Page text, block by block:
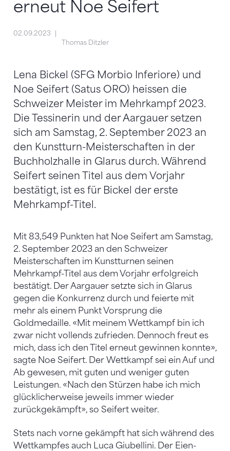
erneut Noe Seifert
02.09.2023
Thomas Ditzler
Lena Bickel (SFG Morbio Inferiore) und
Noe Seifert (Satus ORO) heissen die
Schweizer Meister im Mehrkampf 2023.
Die Tessinerin und der Aargauer setzen
sich am Samstag, 2. September 2023 an
den Kunstturn-Meisterschaften in der
Buchholzhalle in Glarus durch. Während
Seifert seinen Titel aus dem Vorjahr
bestätigt, ist es für Bickel der erste
Mehrkampf-Titel.
Mit 83,549 Punkten hat Noe Seifert am Samstag,
2. September 2023 an den Schweizer
Meisterschaften im Kunstturnen seinen
Mehrkampf-Titel aus dem Vorjahr erfolgreich
bestätigt. Der Aargauer setzte sich in Glarus
gegen die Konkurrenz durch und feierte mit
mehr als einem Punkt Vorsprung die
Goldmedaille. «Mit meinem Wettkampf bin ich
zwar nicht vollends zufrieden. Dennoch freut es
mich, dass ich den Titel erneut gewinnen konnte»,
sagte Noe Seifert. Der Wettkampf sei ein Auf und
Ab gewesen, mit guten und weniger guten
Leistungen. «Nach den Stürzen habe ich mich
glücklicherweise jeweils immer wieder
zurückgekämpft», so Seifert weiter.
Stets nach vorne gekämpft hat sich während des
Wettkampfes auch Luca Giubellini. Der Eien-